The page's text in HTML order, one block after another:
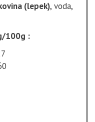
(lepek), voda,
100g :